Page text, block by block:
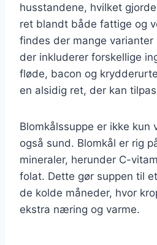
husstandene, hvilket
ret blandt både fattige og
findes der mange varianter
der inkluderer forskellige
fløde, bacon og
en alsidig ret, der kan
Blomkålssuppe er ikke kun
også sund. Blomkål er rig
mineraler, herunder C-
folat. Dette gør suppen til
de kolde måneder, hvor
ekstra næring og varme.